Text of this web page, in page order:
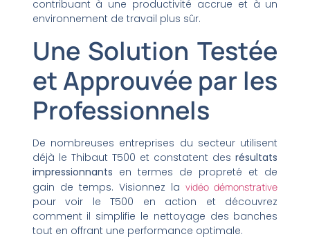
contribuant à une productivité accrue et à un
environnement de travail plus sûr.
Une Solution Testée
et Approuvée par les
Professionnels
De nombreuses entreprises du secteur utilisent
déjà le Thibaut T500 et constatent desrésultats
impressionnants en termes de propreté et de
gain de temps. Visionnez lavidéo démonstrative
pour voir le T500 en action et découvrez
comment il simplifie le nettoyage des banches
tout en offrant une performance optimale.